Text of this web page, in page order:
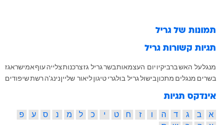
תמונות של גריל
תגיות קשורות גריל
מנגלעל האשברביקיויום העצמאותבשרגריל גזצרכנותצלייהעוףאמישראגז
בשרים מנגלים מתכוןבישולגריל בולגריטיגוןליאור שלייןנינג'הרשתשיפודים
אינדקס תגיות
א ב ג ד ה ו ז ח ט י כ ל מ נ ס ע
פ